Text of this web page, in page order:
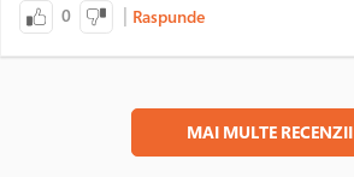
0 | Raspunde
MAI MULTE RECENZII